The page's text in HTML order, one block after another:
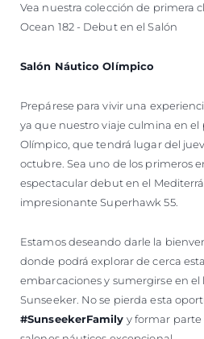
Vea nuestra colección de primera
Ocean 182 - Debut en el Salón
Salón Náutico Olímpico
Prepárese para vivir una
ya que nuestro viaje culmina en el
Olímpico, que tendrá lugar del
octubre. Sea uno de los primeros
espectacular debut en el
impresionante Superhawk 55.
Estamos deseando darle la
donde podrá explorar de cerca
embarcaciones y sumergirse en el
Sunseeker. No se pierda esta
#SunseekerFamily y formar